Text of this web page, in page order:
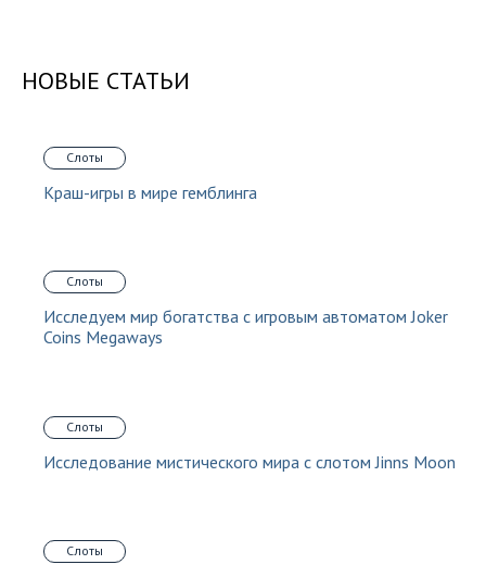
НОВЫЕ СТАТЬИ
Слоты
Краш-игры в мире гемблинга
Слоты
Исследуем мир богатства с игровым автоматом Joker
Coins Megaways
Слоты
Исследование мистического мира с слотом Jinns Moon
Слоты